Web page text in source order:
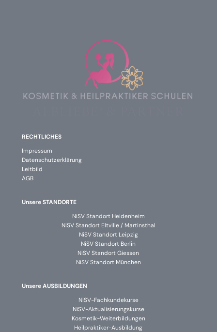
RECHTLICHES
Impressum
Datenschutzerklärung
Leitbild
AGB
Unsere STANDORTE
NiSV Standort Heidenheim
NiSV Standort Eltville / Martinsthal
NiSV Standort Leipzig
NiSV Standort Berlin
NiSV Standort Giessen
NiSV Standort München
Unsere AUSBILDUNGEN
NiSV-Fachkundekurse
NiSV-Aktualisierungskurse
Kosmetik-Weiterbildungen
Heilpraktiker-Ausbildung